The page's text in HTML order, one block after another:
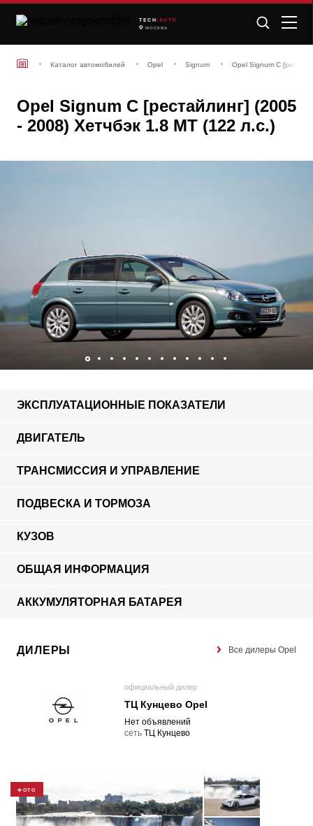
TECH /AUTO
МОСКВА
Каталог автомобилей Opel Signum Opel Signum C
Opel Signum C [рестайлинг] (2005
- 2008) Хетчбэк 1.8 MT (122 л.с.)
ЭКСПЛУАТАЦИОННЫЕ ПОКАЗАТЕЛИ
ДВИГАТЕЛЬ
ТРАНСМИССИЯ И УПРАВЛЕНИЕ
ПОДВЕСКА И ТОРМОЗА
КУЗОВ
ОБЩАЯ ИНФОРМАЦИЯ
АККУМУЛЯТОРНАЯ БАТАРЕЯ
ДИЛЕРЫ Все дилеры Opel
официальный дилер
ТЦ Кунцево Opel
Нет объявлений
cеть ТЦ Кунцево
ФОТО